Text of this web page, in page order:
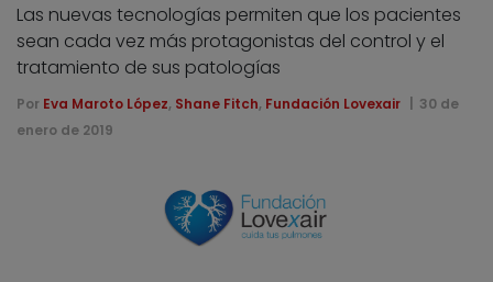
Las nuevas tecnologías permiten que los pacientes
sean cada vez más protagonistas del control y el
tratamiento de sus patologías
Por Eva Maroto López, Shane Fitch, Fundación Lovexair
30 de
enero de 2019